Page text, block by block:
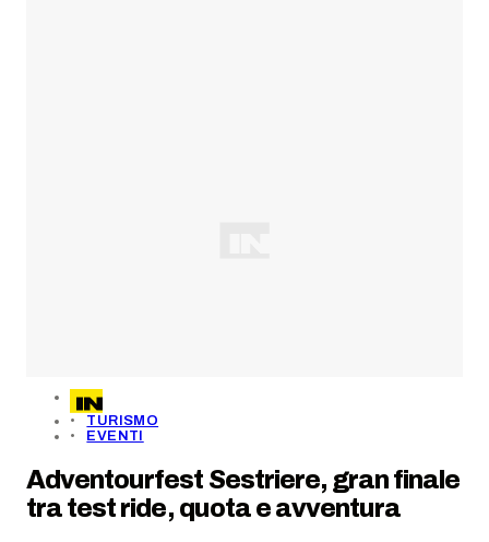
TURISMO
EVENTI
Adventourfest Sestriere, gran finale
tra test ride, quota e avventura